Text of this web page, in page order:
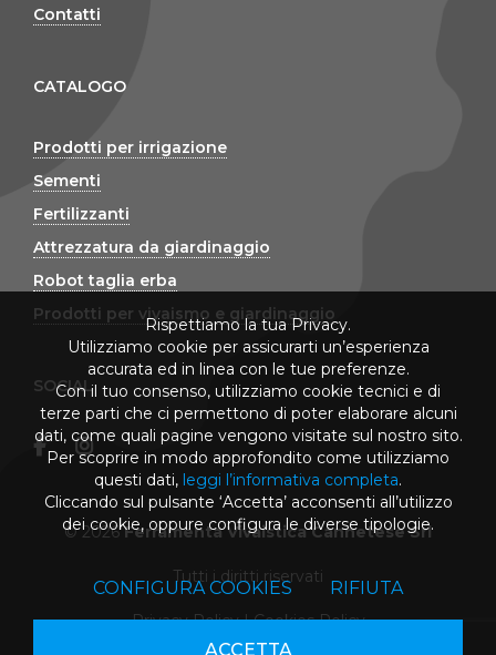
Contatti
CATALOGO
Prodotti per irrigazione
Sementi
Fertilizzanti
Attrezzatura da giardinaggio
Robot taglia erba
Prodotti per vivaismo e giardinaggio
SOCIAL
© 2026Ferramenta Vivaistica Cannetese Srl
Tutti i diritti riservati
Privacy Policy|Cookies Policy
Rispettiamo la tua Privacy.
Utilizziamo cookie per assicurarti un’esperienza
accurata ed in linea con le tue preferenze.
Con il tuo consenso, utilizziamo cookie tecnici e di
terze parti che ci permettono di poter elaborare alcuni
dati, come quali pagine vengono visitate sul nostro sito.
Per scoprire in modo approfondito come utilizziamo
questi dati, leggi l’informativa completa.
Cliccando sul pulsante ‘Accetta’ acconsenti all’utilizzo
dei cookie, oppure configura le diverse tipologie.
CONFIGURA COOKIES RIFIUTA
ACCETTA